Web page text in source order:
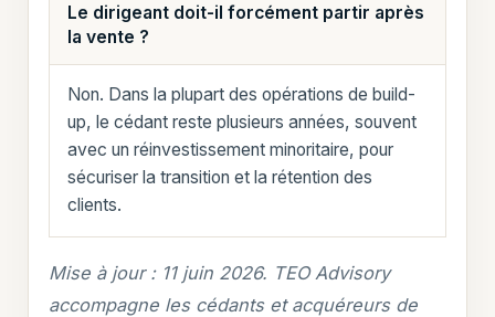
Le dirigeant doit-il forcément partir après
la vente ?
Non. Dans la plupart des opérations de build-
up, le cédant reste plusieurs années, souvent
avec un réinvestissement minoritaire, pour
sécuriser la transition et la rétention des
clients.
Mise à jour : 11 juin 2026. TEO Advisory
accompagne les cédants et acquéreurs de